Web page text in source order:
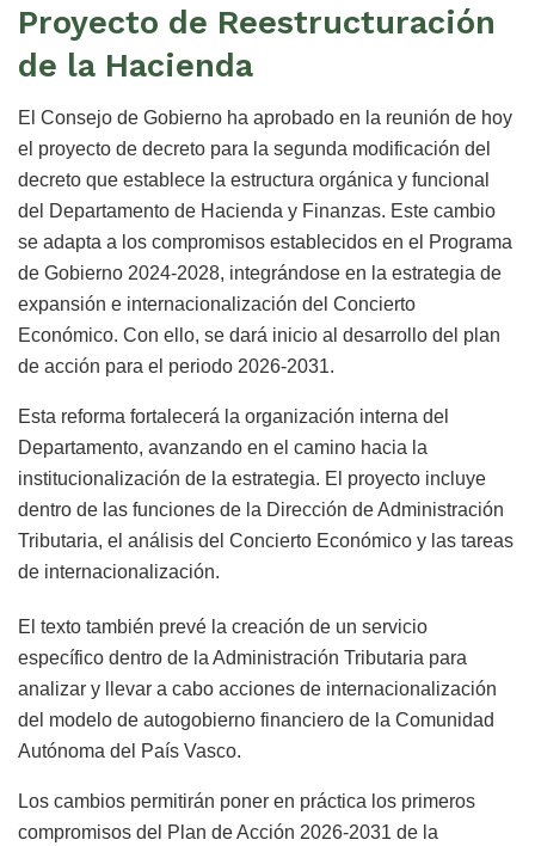
Proyecto de Reestructuración
de la Hacienda
El Consejo de Gobierno ha aprobado en la reunión de hoy
el proyecto de decreto para la segunda modificación del
decreto que establece la estructura orgánica y funcional
del Departamento de Hacienda y Finanzas. Este cambio
se adapta a los compromisos establecidos en el Programa
de Gobierno 2024-2028, integrándose en la estrategia de
expansión e internacionalización del Concierto
Económico. Con ello, se dará inicio al desarrollo del plan
de acción para el periodo 2026-2031.
Esta reforma fortalecerá la organización interna del
Departamento, avanzando en el camino hacia la
institucionalización de la estrategia. El proyecto incluye
dentro de las funciones de la Dirección de Administración
Tributaria, el análisis del Concierto Económico y las tareas
de internacionalización.
El texto también prevé la creación de un servicio
específico dentro de la Administración Tributaria para
analizar y llevar a cabo acciones de internacionalización
del modelo de autogobierno financiero de la Comunidad
Autónoma del País Vasco.
Los cambios permitirán poner en práctica los primeros
compromisos del Plan de Acción 2026-2031 de la